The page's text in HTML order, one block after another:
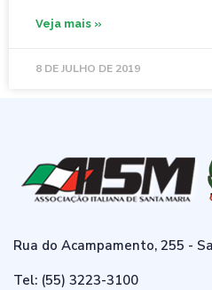
Veja mais »
8 DE JULHO DE 2019
Rua do Acampamento, 255 -
Tel: (55) 3223-3100